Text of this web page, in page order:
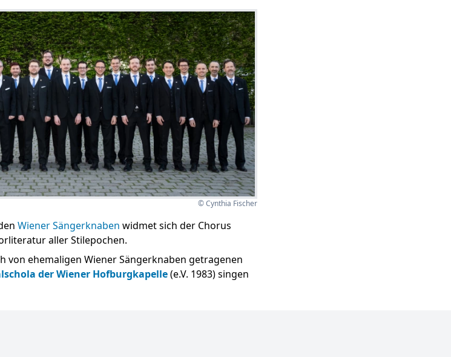
© Cynthia Fischer
Wiener Sängerknaben widmet sich der Chorus
aller Stilepochen.
von ehemaligen Wiener Sängerknaben getragenen
der Wiener Hofburgkapelle(e.V. 1983) singen